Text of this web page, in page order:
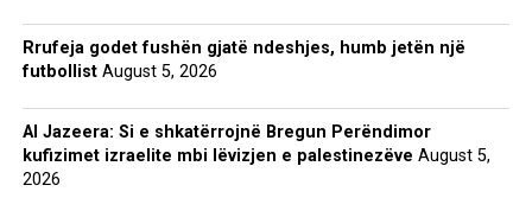
Rrufeja godet fushën gjatë ndeshjes, humb jetën një
futbollist August 5, 2026
Al Jazeera: Si e shkatërrojnë Bregun Perëndimor
kufizimet izraelite mbi lëvizjen e palestinezëve August 5,
2026